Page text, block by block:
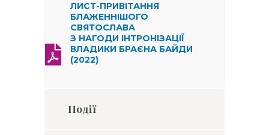
ЛИСТ-ПРИВІТАННЯ
БЛАЖЕННІШОГО
СВЯТОСЛАВА
З НАГОДИ ІНТРОНІЗАЦІЇ
ВЛАДИКИ БРАЄНА БАЙДИ
(2022)
Події